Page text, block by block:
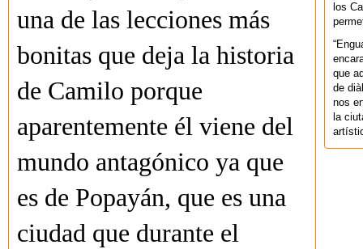
una de las lecciones más
bonitas que deja la historia
de Camilo porque
aparentemente él viene del
mundo antagónico ya que
es de Popayán, que es una
ciudad que durante el
los
que
de
nos
la